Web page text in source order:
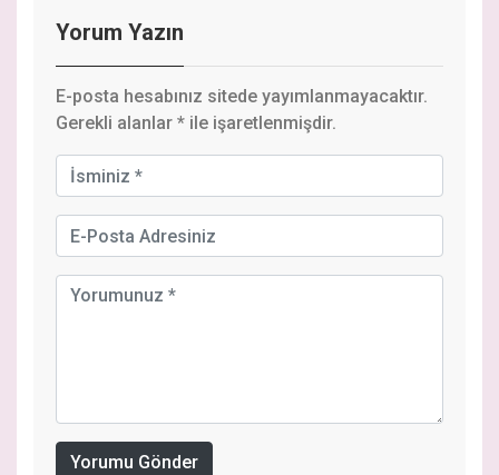
Yorum Yazın
E-posta hesabınız sitede yayımlanmayacaktır.
Gerekli alanlar * ile işaretlenmişdir.
Yorumu Gönder